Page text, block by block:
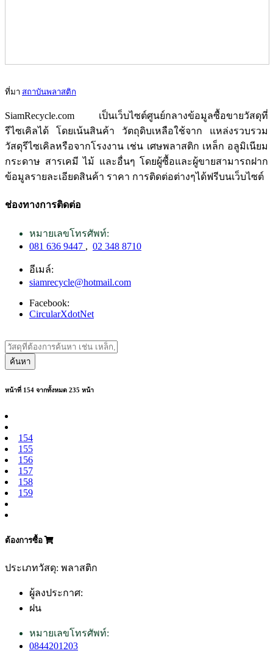
ที่มา สถาบันพลาสติก
SiamRecycle.com เป็นเว็บไซต์ศูนย์กลางข้อมูลซื้อขายวัสดุที่
รีไซเคิลได้ โดยเน้นสินค้า วัตถุดิบเหลือใช้จาก แหล่งรวบรวม
วัสดุรีไซเคิลหรือจากโรงงาน เช่น เศษพลาสติก เหล็ก อลูมิเนียม
กระดาษ สารเคมี ไม้ และอื่นๆ โดยผู้ซื้อและผู้ขายสามารถฝาก
ข้อมูลรายละเอียดสินค้า ราคา การติดต่อต่างๆได้ฟรีบนเว็บไซต์
ช่องทางการติดต่อ
หมายเลขโทรศัพท์:
081 636 9447 , 02 348 8710
อีเมล์:
siamrecycle@hotmail.com
Facebook:
CircularXdotNet
ค้นหา
หน้าที่ 154 จากทั้งหมด 235 หน้า
154
155
156
157
158
159
ต้องการซื้อ
ประเภทวัสดุ: พลาสติก
ผู้ลงประกาศ:
ฝน
หมายเลขโทรศัพท์:
0844201203